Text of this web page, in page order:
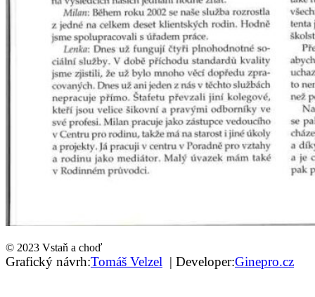
© 2023 Vstaň a choď
Grafický návrh:Tomáš Velzel | Developer:Ginepro.cz